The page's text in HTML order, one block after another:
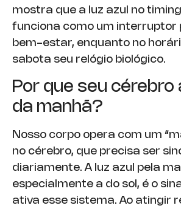
mostra que a luz azul no
funciona como um interruptor
bem-estar, enquanto no
sabota seu relógio biológico.
Por que seu cérebro
da manhã?
Nosso corpo opera com um
no cérebro, que precisa ser
diariamente. A luz azul pela
especialmente a do sol, é o
ativa esse sistema. Ao atingir